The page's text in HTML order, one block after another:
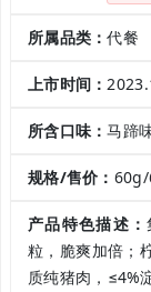
所属品类：代餐
上市时间：
所含口味：马蹄
规格/售价：
产品特色描述：
粒，脆爽加倍；
质纯猪肉，≤4%